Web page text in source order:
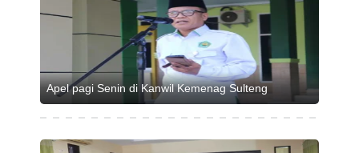
Apel pagi Senin di Kanwil Kemenag Sulteng